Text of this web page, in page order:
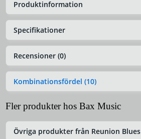
Produktinformation
Specifikationer
Recensioner (0)
Kombinationsfördel (10)
Fler produkter hos Bax Music
Övriga produkter från Reunion Blues